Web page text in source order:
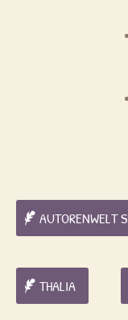
AUTORENWELT
THALIA